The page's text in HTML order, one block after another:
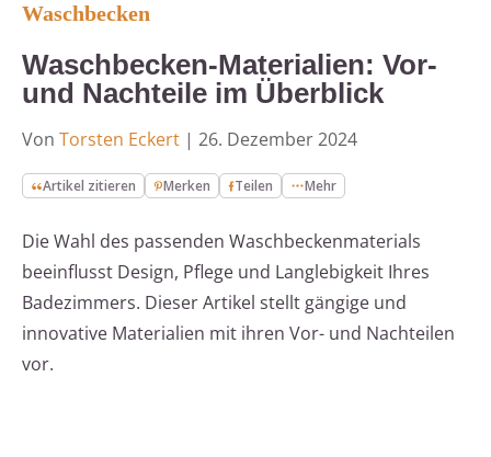
Waschbecken
Waschbecken-Materialien: Vor-
und Nachteile im Überblick
Von Torsten Eckert | 26. Dezember 2024
Artikel zitieren Merken Teilen Mehr
Die Wahl des passenden Waschbeckenmaterials
beeinflusst Design, Pflege und Langlebigkeit Ihres
Badezimmers. Dieser Artikel stellt gängige und
innovative Materialien mit ihren Vor- und Nachteilen
vor.